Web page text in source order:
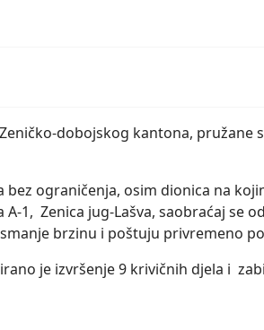
dobojskog kantona,
ograničenja, osim dionica na
1, Zenica jug-Lašva, saobraćaj se
brzinu i poštuju privremeno
je izvršenje 9 krivičnih djela i